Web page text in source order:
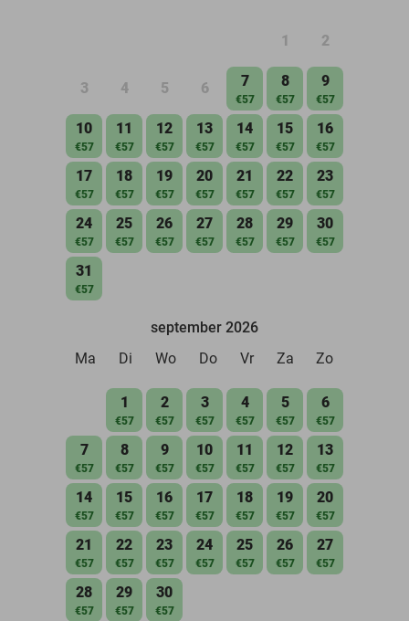
1 2
3 4 5 6 7
€57
8
€57
9
€57
10
€57
11
€57
12
€57
13
€57
14
€57
15
€57
16
€57
17
€57
18
€57
19
€57
20
€57
21
€57
22
€57
23
€57
24
€57
25
€57
26
€57
27
€57
28
€57
29
€57
30
€57
31
€57
september 2026
Ma
Di Wo Do Vr Za Zo
1
€57
2
€57
3
€57
4
€57
5
€57
6
€57
7
€57
8
€57
9
€57
10
€57
11
€57
12
€57
13
€57
14
€57
15
€57
16
€57
17
€57
18
€57
19
€57
20
€57
21
€57
22
€57
23
€57
24
€57
25
€57
26
€57
27
€57
28
€57
29
€57
30
€57